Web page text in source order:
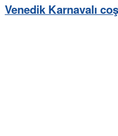
Venedik Karnavalı